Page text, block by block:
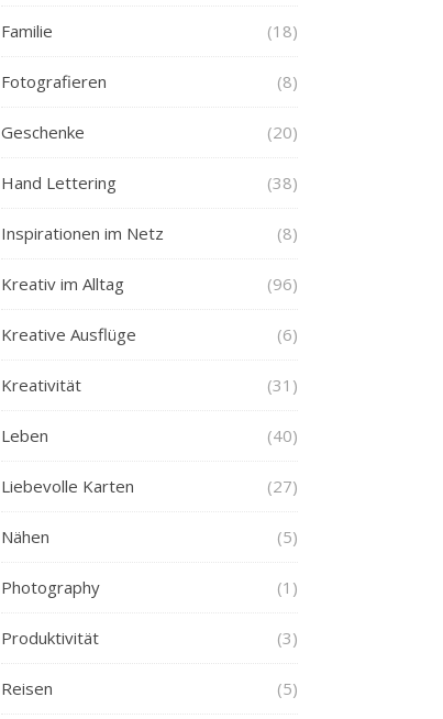
Familie (18)
Fotografieren (8)
Geschenke (20)
Hand Lettering (38)
Inspirationen im Netz (8)
Kreativ im Alltag (96)
Kreative Ausflüge (6)
Kreativität (31)
Leben (40)
Liebevolle Karten (27)
Nähen (5)
Photography (1)
Produktivität (3)
Reisen (5)